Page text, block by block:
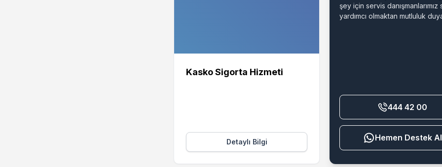
Kasko Sigorta Hizmeti
Detaylı Bilgi
şey için servis danışmanlarımız
yardımcı olmaktan mutluluk
444 42 00
Destek Al